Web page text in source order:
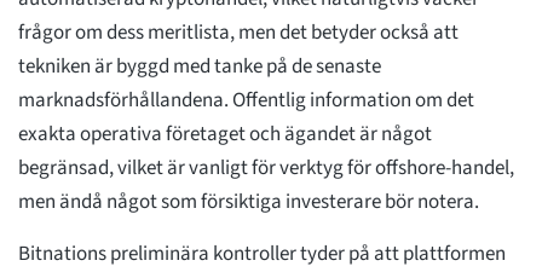
frågor om dess meritlista, men det betyder också att
tekniken är byggd med tanke på de senaste
marknadsförhållandena. Offentlig information om det
exakta operativa företaget och ägandet är något
begränsad, vilket är vanligt för verktyg för offshore-handel,
men ändå något som försiktiga investerare bör notera.
Bitnations preliminära kontroller tyder på att plattformen